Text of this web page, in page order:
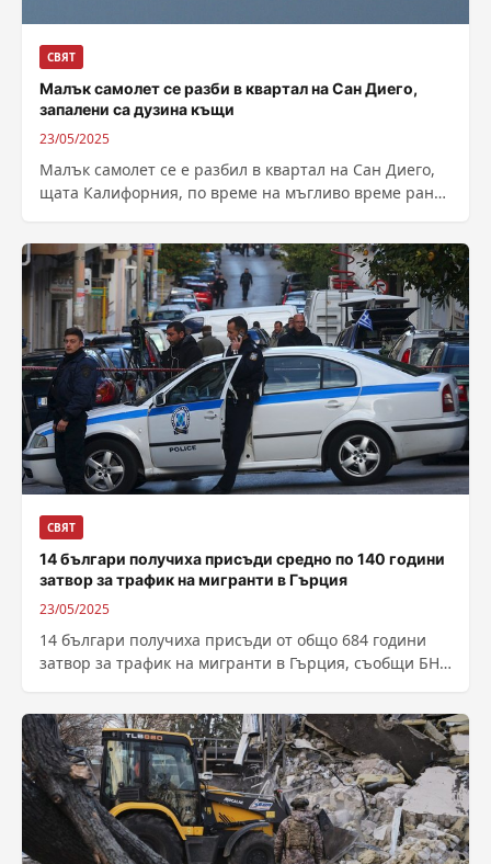
СВЯТ
Малък самолет се разби в квартал на Сан Диего,
запалени са дузина къщи
23/05/2025
Малък самолет се е разбил в квартал на Сан Диего,
щата Калифорния, по време на мъгливо време рано
СВЯТ
14 българи получиха присъди средно по 140 години
затвор за трафик на мигранти в Гърция
23/05/2025
14 българи получиха присъди от общо 684 години
затвор за трафик на мигранти в Гърция, съобщи БНТ.